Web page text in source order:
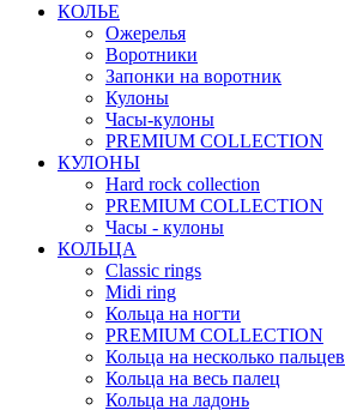
КОЛЬЕ
Ожерелья
Воротники
Запонки на воротник
Кулоны
Часы-кулоны
PREMIUM COLLECTION
КУЛОНЫ
Hard rock collection
PREMIUM COLLECTION
Часы - кулоны
КОЛЬЦА
Classic rings
Midi ring
Кольца на ногти
PREMIUM COLLECTION
Кольца на несколько пальцев
Кольца на весь палец
Кольца на ладонь